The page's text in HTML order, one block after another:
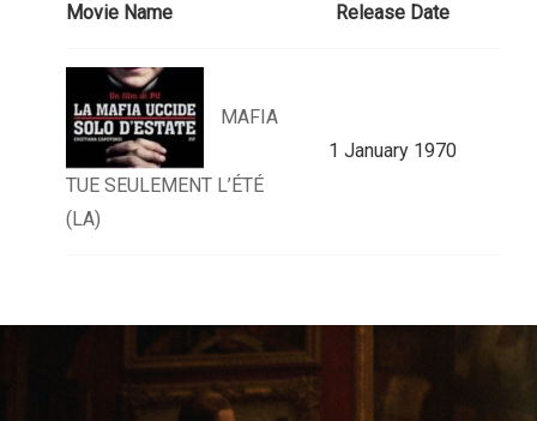
Movie Name Release Date
MAFIA
TUE SEULEMENT L’ÉTÉ
(LA)
1 January 1970